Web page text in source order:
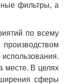
фильтры, а
по всему
месте. В целях
сферы